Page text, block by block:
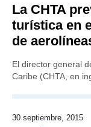
La CHTA
turística en
de
El director general
Caribe (CHTA, en
30 septiembre, 2015